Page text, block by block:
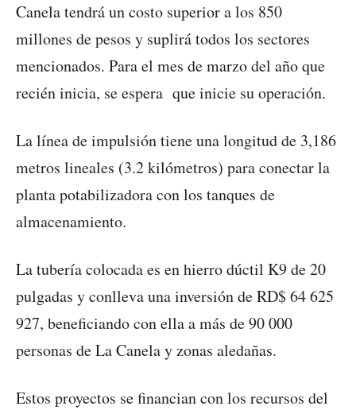
Canela tendrá un costo superior a los 850
millones de pesos y suplirá todos los sectores
mencionados. Para el mes de marzo del año que
recién inicia, se espera que inicie su operación.
La línea de impulsión tiene una longitud de 3,186
metros lineales (3.2 kilómetros) para conectar la
planta potabilizadora con los tanques de
almacenamiento.
La tubería colocada es en hierro dúctil K9 de 20
pulgadas y conlleva una inversión de RD$ 64 625
927, beneficiando con ella a más de 90 000
personas de La Canela y zonas aledañas.
Estos proyectos se financian con los recursos del